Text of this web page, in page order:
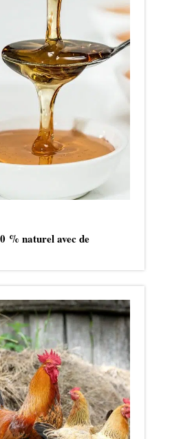
% naturel avec de